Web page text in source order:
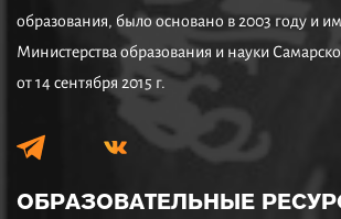
образования, было основано в 2003 году и
Министерства образования и науки
от 14 сентября 2015 г.
ОБРАЗОВАТЕЛЬНЫЕ